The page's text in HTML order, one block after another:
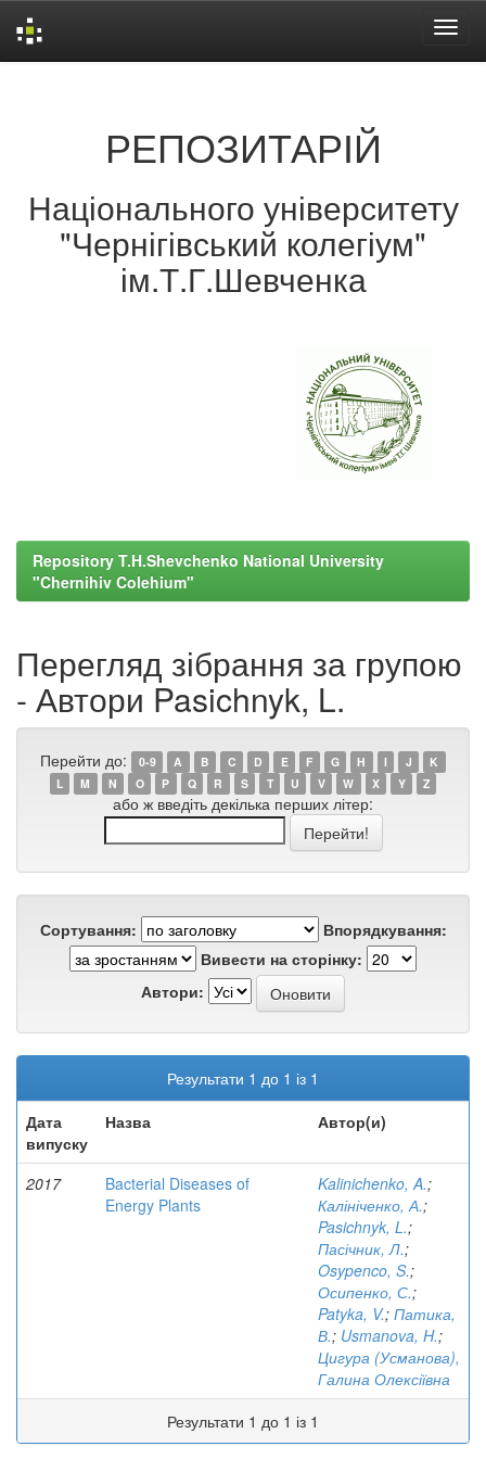
РЕПОЗИТАРІЙ
Національного університету
"Чернігівський колегіум"
ім.Т.Г.Шевченка
Repository T.H.Shevchenko National University
"Chernihiv Colehium"
Перегляд зібрання за групою
- Автори Pasichnyk, L.
Перейти до: 0-9 A B C D E F G H I J
K
L
M N O P Q R S T U V W X Y Z
або ж введіть декілька перших літер:
Сортування:
Впорядкування:
Вивести на сторінку:
Автори:
Результати 1 до 1 із 1
Дата
випуску
Назва Автор(и)
2017
Bacterial Diseases of
Energy Plants
Kalinichenko, A.;
Калініченко, А.;
Pasichnyk, L.;
Пасічник, Л.;
Osypenco, S.;
Осипенко, С.;
Patyka, V.; Патика,
В.; Usmanova, H.;
Цигура (Усманова),
Галина Олексіївна
Результати 1 до 1 із 1